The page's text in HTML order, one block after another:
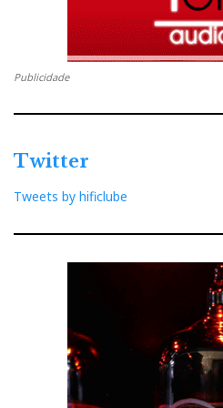
Então, estes suiços, dão-se
um prévio com uma largura
para depois nos deixarem
goelas”?!...Querem saber
idiossincrasias das fontes
Publicidade
Twitter
Tweets by hificlube